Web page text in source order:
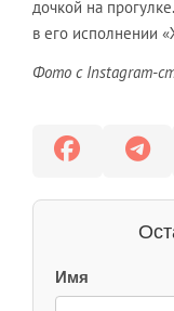
дочкой на
в его исполнении
Фото с Instagram-
Имя